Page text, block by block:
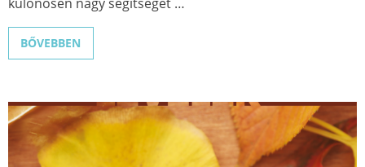
BŐVEBBEN